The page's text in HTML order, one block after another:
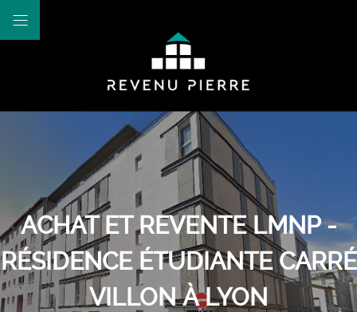
ACHAT ET REVENTE LMNP -
RÉSIDENCE ÉTUDIANTE CARRÉ
VILLON À LYON